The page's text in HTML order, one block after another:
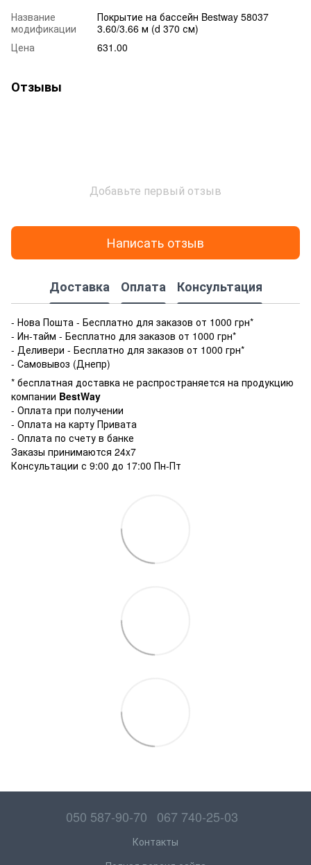
Название
модификации
Покрытие на бассейн Bestway 58037
3.60/3.66 м (d 370 см)
Цена
631.00
Отзывы
Добавьте первый отзыв
Написать отзыв
Доставка Оплата Консультация
- Нова Пошта - Бесплатно для заказов от 1000 грн*
- Ин-тайм - Бесплатно для заказов от 1000 грн*
- Деливери - Бесплатно для заказов от 1000 грн*
- Самовывоз (Днепр)
* бесплатная доставка не распространяется на продукцию
компании BestWay
- Оплата при получении
- Оплата на карту Привата
- Оплата по счету в банке
Заказы принимаются 24x7
Консультации с 9:00 до 17:00 Пн-Пт
050 587-90-70 067 740-25-03
Контакты